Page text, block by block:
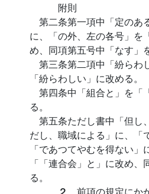
附則
第二条第一項中「定のあ
に、「の外、左の各号」を
め、同項第五号中「なす」
第三条第二項中「紛らわ
「紛らわしい」に改める。
第四条中「組合と」を「
る。
第五条ただし書中「但し
だし、職域による」に、「
「であつてやむを得ない
「「連合会」と」に改め、
る。